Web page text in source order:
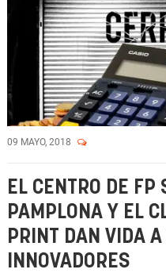
09 MAYO, 2018
EL CENTRO DE
PAMPLONA Y EL
PRINT DAN VIDA A
INNOVADORES